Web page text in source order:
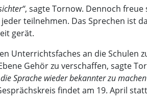
, sagte Tornow. Dennoch freue
teilnehmen. Das Sprechen ist
gerät.
Unterrichtsfaches an die Schulen
Gehör zu verschaffen, sagte
Sprache wieder bekannter zu
findet am 19. April